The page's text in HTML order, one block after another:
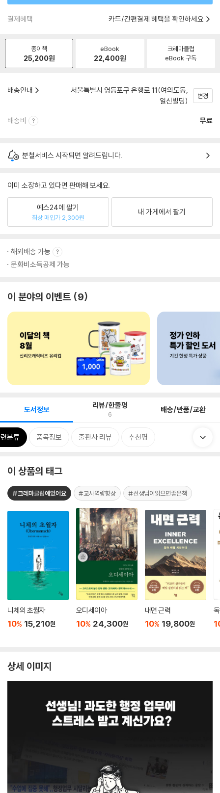
결제혜택 카드/간편결제 혜택을 확인하세요
종이책
25,200원
eBook
22,400원
크레마클럽
eBook 구독
배송안내
서울특별시 영등포구 은행로 11(여의도동,
일신빌딩)
변경
배송비 무료
분철서비스 시작되면 알려드립니다.
이미 소장하고 있다면 판매해 보세요.
예스24에 팔기
최상 매입가 2,300원
내 가게에서 팔기
해외배송 가능
문화비소득공제 가능
이 분야의 이벤트 9
도서정보 리뷰/한줄평
6 배송/반품/교환
분류 품목정보 출판사 리뷰 추천평
이 상품의 태그
#크레마클럽에있어요 #교사역량향상 #선생님이읽으면좋은책
니체의 초월자
10% 15,210원
오디세이아
10% 24,300원
내면 근력
10% 19,800원
상세 이미지